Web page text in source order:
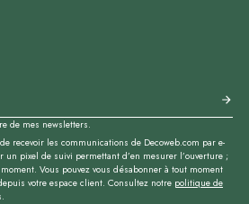
de mes newsletters.
recevoir les communications de Decoweb.com par e-
un pixel de suivi permettant d’en mesurer l’ouverture ;
Vous pouvez vous désabonner à tout moment
votre espace client. Consultez notre politique de